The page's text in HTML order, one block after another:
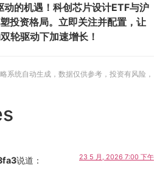
的机遇！科创芯片设计ETF与沪
投资格局。立即关注并配置，让
轮驱动下加速增长！
系统自动生成，数据仅供参考，投资有风险，
说道： 23 5 月, 2026 7:00 下午